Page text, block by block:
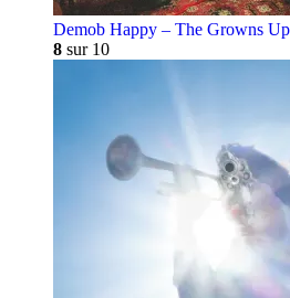
Demob Happy – The Growns
8 sur 10